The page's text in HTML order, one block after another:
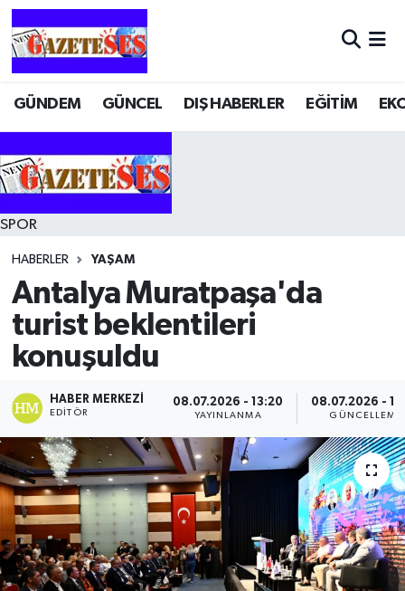
GÜNDEM GÜNCEL DIŞ HABERLER EĞİTİM
SPOR
HABERLER YAŞAM
Antalya Muratpaşa'da
turist beklentileri
konuşuldu
HABER MERKEZI
EDITÖR
08.07.2026 - 13:20
YAYINLANMA
08.07.2026 -
GÜNCELLEME